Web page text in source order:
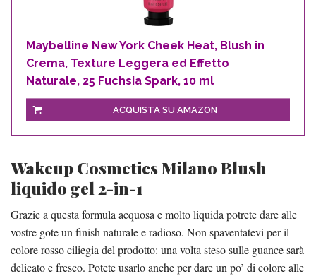
Maybelline New York Cheek Heat, Blush in
Crema, Texture Leggera ed Effetto
Naturale, 25 Fuchsia Spark, 10 ml
ACQUISTA SU AMAZON
Wakeup Cosmetics Milano Blush
liquido gel 2-in-1
Grazie a questa formula acquosa e molto liquida potrete dare alle
vostre gote un finish naturale e radioso. Non spaventatevi per il
colore rosso ciliegia del prodotto: una volta steso sulle guance sarà
delicato e fresco. Potete usarlo anche per dare un po’ di colore alle